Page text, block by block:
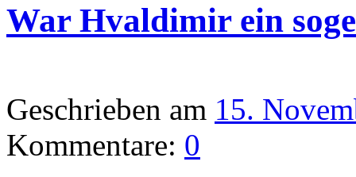
War Hvaldimir ein
Geschrieben am 15.
Kommentare: 0